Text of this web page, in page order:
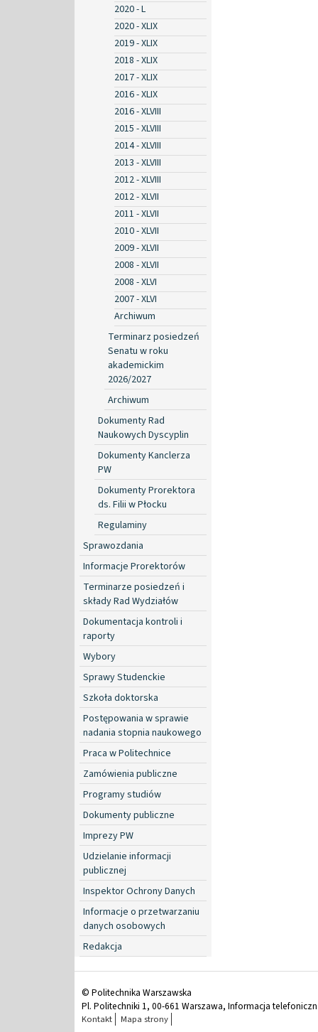
2020 - L
2020 - XLIX
2019 - XLIX
2018 - XLIX
2017 - XLIX
2016 - XLIX
2016 - XLVIII
2015 - XLVIII
2014 - XLVIII
2013 - XLVIII
2012 - XLVIII
2012 - XLVII
2011 - XLVII
2010 - XLVII
2009 - XLVII
2008 - XLVII
2008 - XLVI
2007 - XLVI
Archiwum
Terminarz posiedzeń
Senatu w roku
akademickim
2026/2027
Archiwum
Dokumenty Rad
Naukowych Dyscyplin
Dokumenty Kanclerza
PW
Dokumenty Prorektora
ds. Filii w Płocku
Regulaminy
Sprawozdania
Informacje Prorektorów
Terminarze posiedzeń i
składy Rad Wydziałów
Dokumentacja kontroli i
raporty
Wybory
Sprawy Studenckie
Szkoła doktorska
Postępowania w sprawie
nadania stopnia naukowego
Praca w Politechnice
Zamówienia publiczne
Programy studiów
Dokumenty publiczne
Imprezy PW
Udzielanie informacji
publicznej
Inspektor Ochrony Danych
Informacje o przetwarzaniu
danych osobowych
Redakcja
© Politechnika Warszawska
Pl. Politechniki 1, 00-661 Warszawa, Informacja
Kontakt Mapa strony